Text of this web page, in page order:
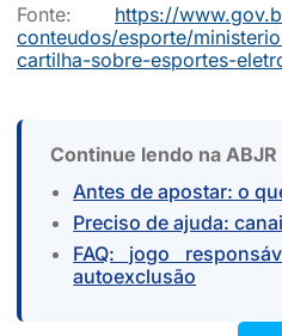
Fonte: https://
conteudos/esporte/
cartilha-sobre-esportes-
Continue lendo na ABJR
Antes de apostar: o
Preciso de ajuda:
FAQ: jogo
autoexclusão